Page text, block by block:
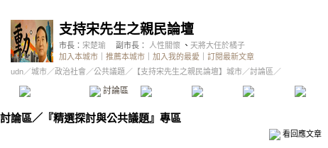
支持宋先生之親民論壇
市長： 宋楚瑜 副市長： 人性關懷 、 天將大任於橘子
加入本城市
推薦本城市 加入我的最愛
訂閱最新文章
udn／城市／政治社會 ／公共議題 ／ 【支持宋先生之親民論壇】城市／討論區／
討論區 精華區 投票區 影像館
討論區／ 『精選探討與公共議題』專區
看回應文章